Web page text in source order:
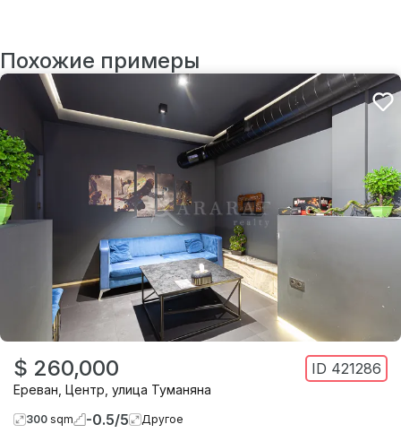
Похожие примеры
$ 260,000 ID 421286
Ереван Центр улица Туманяна
300 sqm -0.5/5 Другое